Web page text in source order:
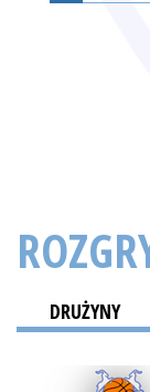
DRUŻYNY